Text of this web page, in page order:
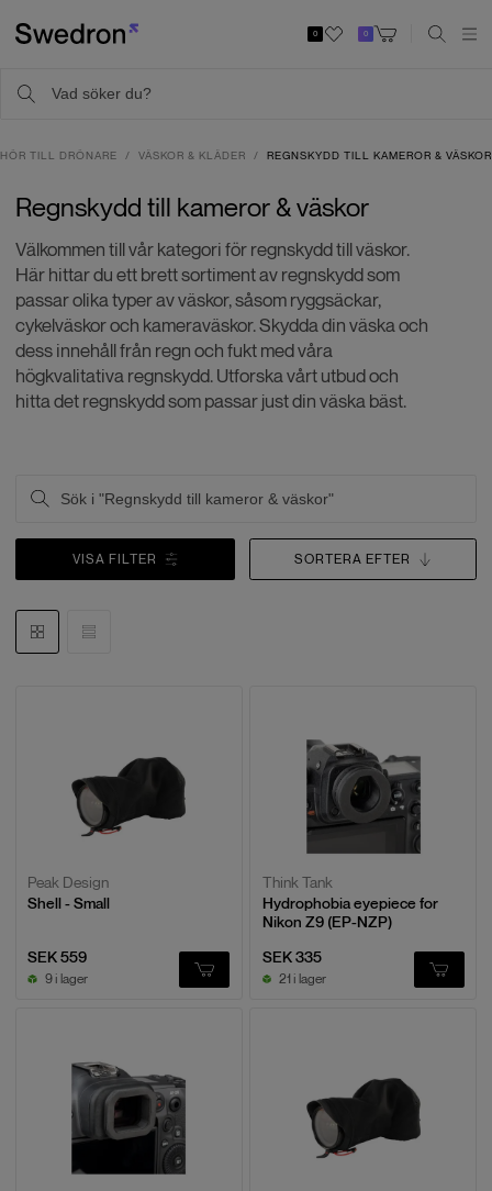
0 0
TILL DRÖNARE VÄSKOR & KLÄDER REGNSKYDD TILL KAMEROR & VÄSKOR
Regnskydd till kameror & väskor
Välkommen till vår kategori för regnskydd till väskor.
Här hittar du ett brett sortiment av regnskydd som
passar olika typer av väskor, såsom ryggsäckar,
cykelväskor och kameraväskor. Skydda din väska och
dess innehåll från regn och fukt med våra
högkvalitativa regnskydd. Utforska vårt utbud och
hitta det regnskydd som passar just din väska bäst.
VISA FILTER SORTERA EFTER
Peak Design
Shell - Small
SEK 559
9 i lager
Think Tank
Hydrophobia eyepiece for
Nikon Z9 (EP-NZP)
SEK 335
21 i lager